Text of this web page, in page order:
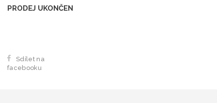
PRODEJ UKONČEN
Sdílet na
facebooku